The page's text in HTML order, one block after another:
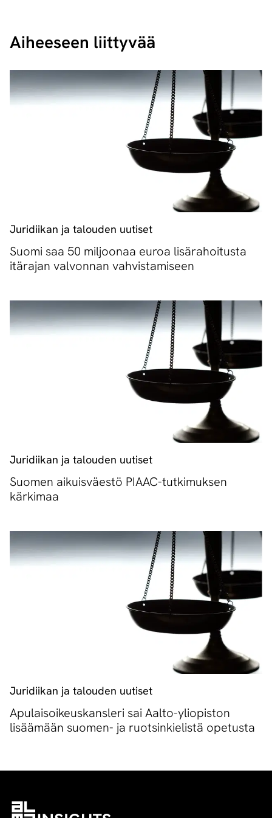
Aiheeseen liittyvää
Juridiikan ja talouden uutiset
Suomi saa 50 miljoonaa euroa lisärahoitusta
itärajan valvonnan vahvistamiseen
Juridiikan ja talouden uutiset
Suomen aikuisväestö PIAAC-tutkimuksen
kärkimaa
Juridiikan ja talouden uutiset
Apulaisoikeuskansleri sai Aalto-yliopiston
lisäämään suomen- ja ruotsinkielistä opetusta